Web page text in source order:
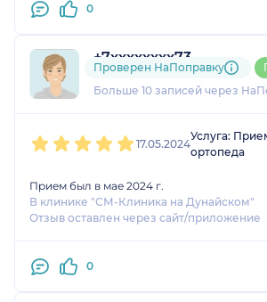
0
+7xxxxxxxx73
4 оценки
Больше 10 записей через
Проверен НаПоправку
17.05.2024
Услуга:
ортопеда
Прием был в мае 2024 г.
В клинике "СМ-Клиника на Дунайском"
Отзыв оставлен через сайт/приложение
0